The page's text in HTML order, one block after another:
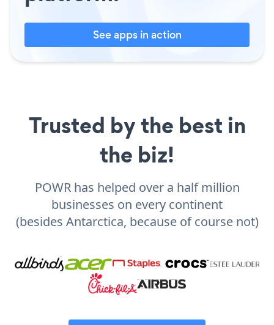
See apps in action
Trusted by the best in
the biz!
POWR has helped over a half million
businesses on every continent
(besides Antarctica, because of course not)